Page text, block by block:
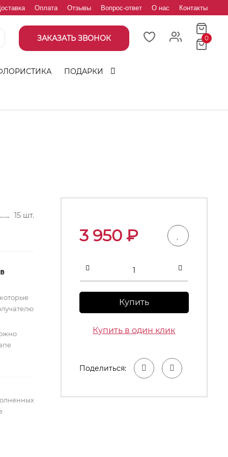
Оплата Отзывы Вопрос-ответ О нас Контакты
ЗАКАЗАТЬ ЗВОНОК 0
ПОДАРКИ
15 шт.
3 950₽
Купить
Купить в один клик
Поделиться: